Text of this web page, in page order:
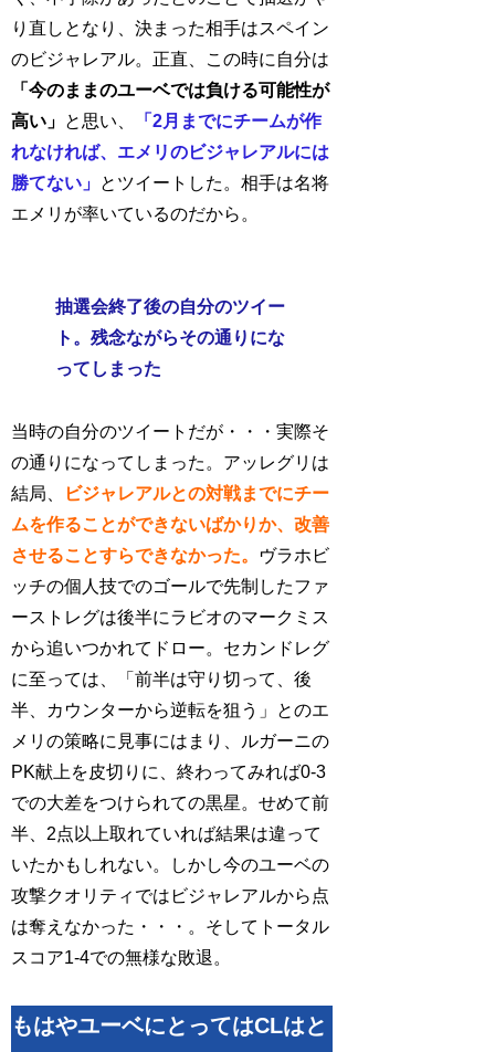
り直しとなり、決まった相手はスペイン
のビジャレアル。正直、この時に自分は
「今のままのユーベでは負ける可能性が
高い」 と思い、
「2月までにチームが作
れなければ、エメリのビジャレアルには
勝てない」 とツイートした。相手は名将
エメリが率いているのだから。
抽選会終了後の自分のツイー
ト。残念ながらその通りにな
ってしまった
当時の自分のツイートだが・・・実際そ
の通りになってしまった。アッレグリは
結局、
ビジャレアルとの対戦までにチー
ムを作ることができないばかりか、改善
させることすらできなかった。
ヴラホビ
ッチの個人技でのゴールで先制したファ
ーストレグは後半にラビオのマークミス
から追いつかれてドロー。セカンドレグ
に至っては、「前半は守り切って、後
半、カウンターから逆転を狙う」とのエ
メリの策略に見事にはまり、ルガーニの
PK献上を皮切りに、終わってみれば0-3
での大差をつけられての黒星。せめて前
半、2点以上取れていれば結果は違って
いたかもしれない。しかし今のユーベの
攻撃クオリティではビジャレアルから点
は奪えなかった・・・。そしてトータル
スコア1-4での無様な敗退。
もはやユーベにとってはCLはと